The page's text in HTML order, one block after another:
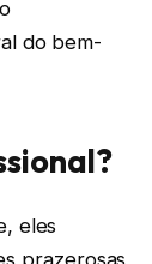
do bem-
eles